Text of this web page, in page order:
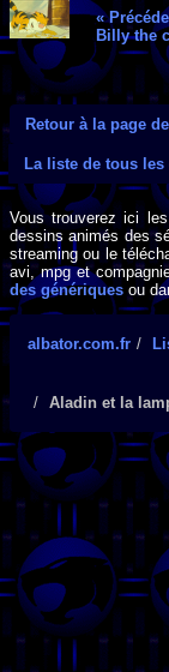
«
Billy the
Retour à la page
La liste de tous
Vous trouverez ici
dessins animés des
streaming ou le
avi, mpg et
des génériques ou
albator.com.fr
Aladin et la